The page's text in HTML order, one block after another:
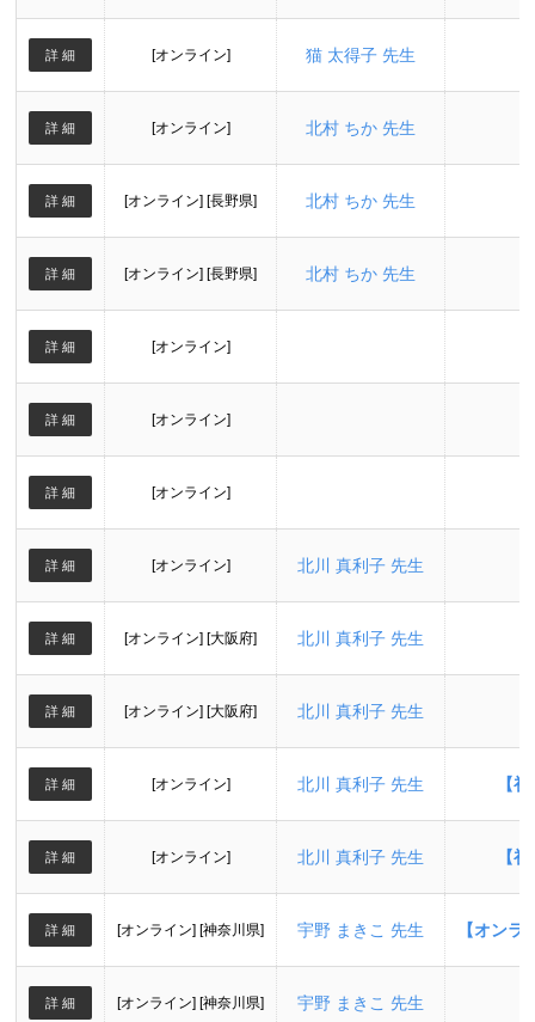
詳 細 [オンライン] 猫 太得子 先生
詳 細 [オンライン] 北村 ちか 先生
詳 細 [オンライン] [長野県] 北村 ちか 先生
詳 細 [オンライン] [長野県] 北村 ちか 先生
詳 細 [オンライン]
詳 細 [オンライン]
詳 細 [オンライン]
詳 細 [オンライン] 北川 真利子 先生
詳 細 [オンライン] [大阪府] 北川 真利子 先生
詳 細 [オンライン] [大阪府] 北川 真利子 先生
詳 細 [オンライン] 北川 真利子 先生 【
詳 細 [オンライン] 北川 真利子 先生 【
詳 細 [オンライン] [神奈川県] 宇野 まきこ 先生 【オン
詳 細 [オンライン] [神奈川県] 宇野 まきこ 先生